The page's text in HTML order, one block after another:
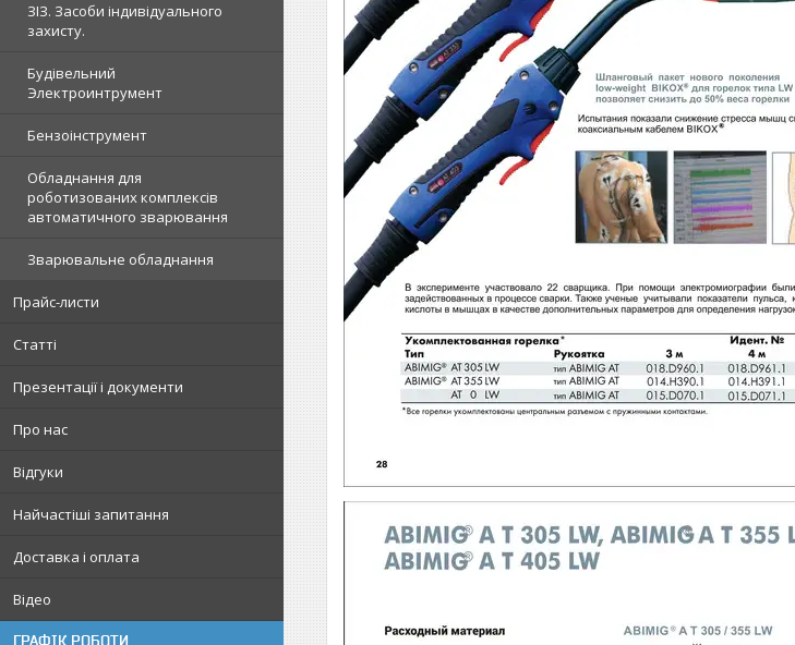
ЗІЗ. Засоби індивідуального
захисту.
Будівельний
Электроинтрумент
Бензоінструмент
Обладнання для
роботизованих комплексів
автоматичного зварювання
Зварювальне обладнання
Прайс-листи
Статті
Презентації і документи
Про нас
Відгуки
Найчастіші запитання
Доставка і оплата
Відео
ГРАФІК РОБОТИ